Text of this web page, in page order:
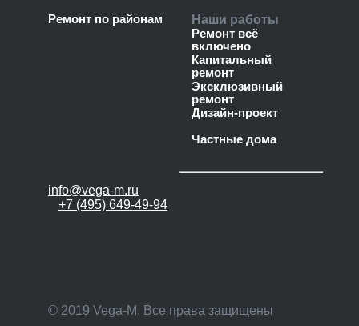
Ремонт по районам
Наши работы
Ремонт всё
включено
Капитальный
ремонт
Эксклюзивный
ремонт
Дизайн-проект
Частные дома
info@vega-m.ru
+7 (495) 649-49-94
© 2019 Vega-M, Все права защищены